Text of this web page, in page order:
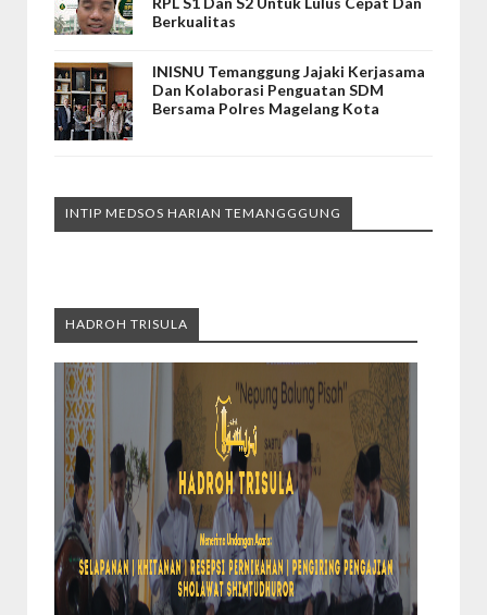
Berkualitas
INISNU Temanggung Jajaki Kerjasama
Dan Kolaborasi Penguatan SDM
Bersama Polres Magelang Kota
INTIP MEDSOS HARIAN TEMANGGGUNG
HADROH TRISULA